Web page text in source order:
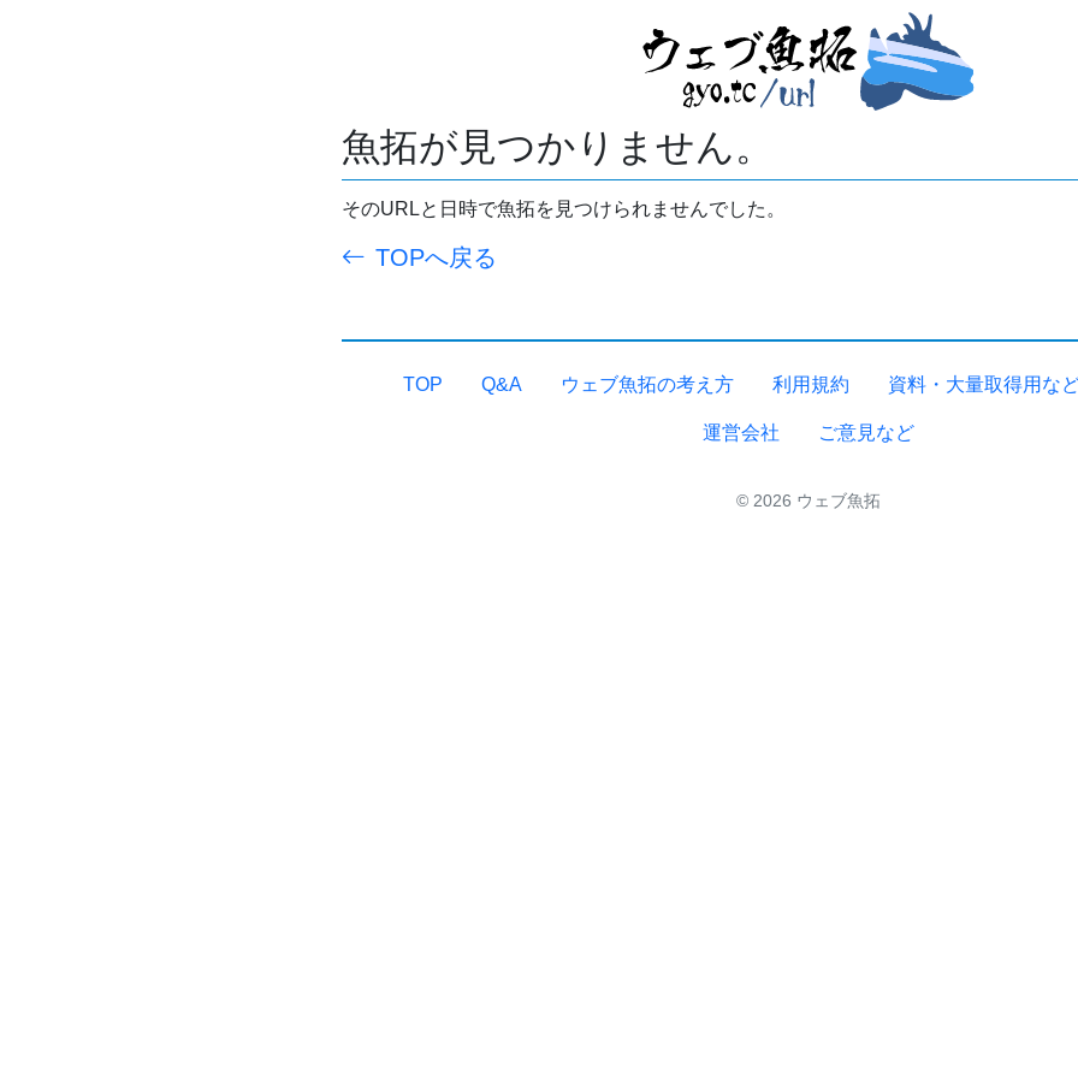
魚拓が見つかりません。
そのURLと日時で魚拓を見つけられませんでした。
TOPへ戻る
TOP Q&A ウェブ魚拓の考え方 利用規約 資料・大量取得用な
運営会社 ご意見など
© 2026 ウェブ魚拓